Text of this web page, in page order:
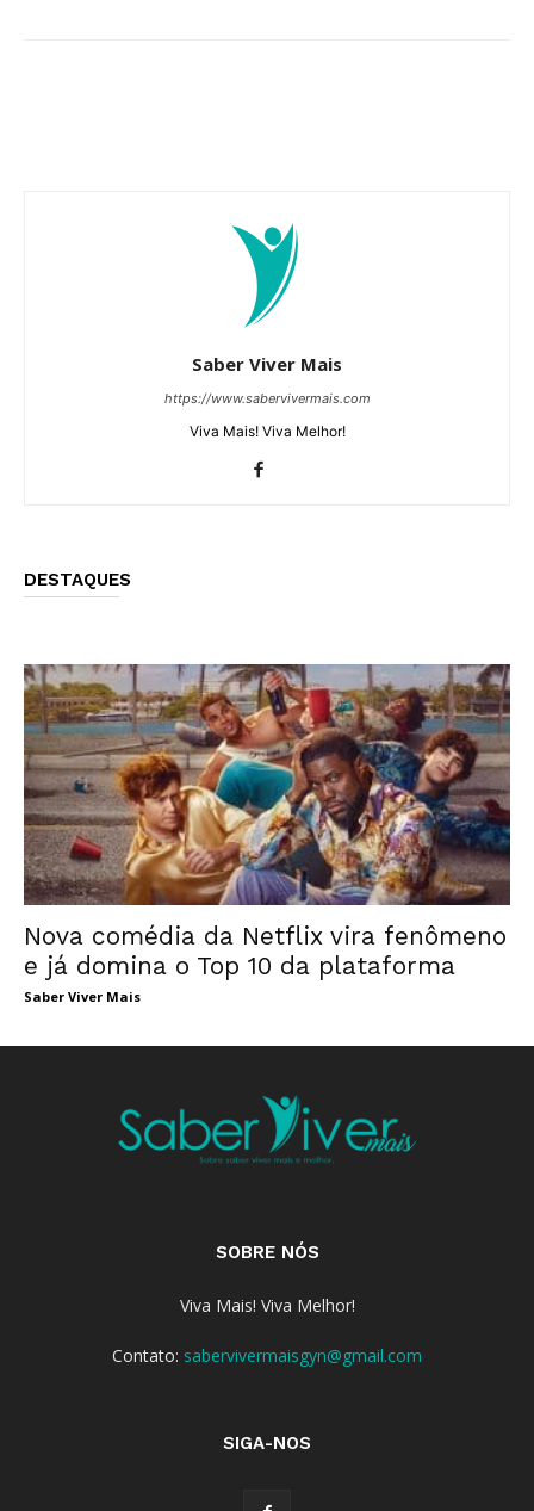
Saber Viver Mais
https://www.sabervivermais.com
Viva Mais! Viva Melhor!
DESTAQUES
Nova comédia da Netflix vira fenômeno
e já domina o Top 10 da plataforma
Saber Viver Mais
SOBRE NÓS
Viva Mais! Viva Melhor!
Contato: sabervivermaisgyn@gmail.com
SIGA-NOS